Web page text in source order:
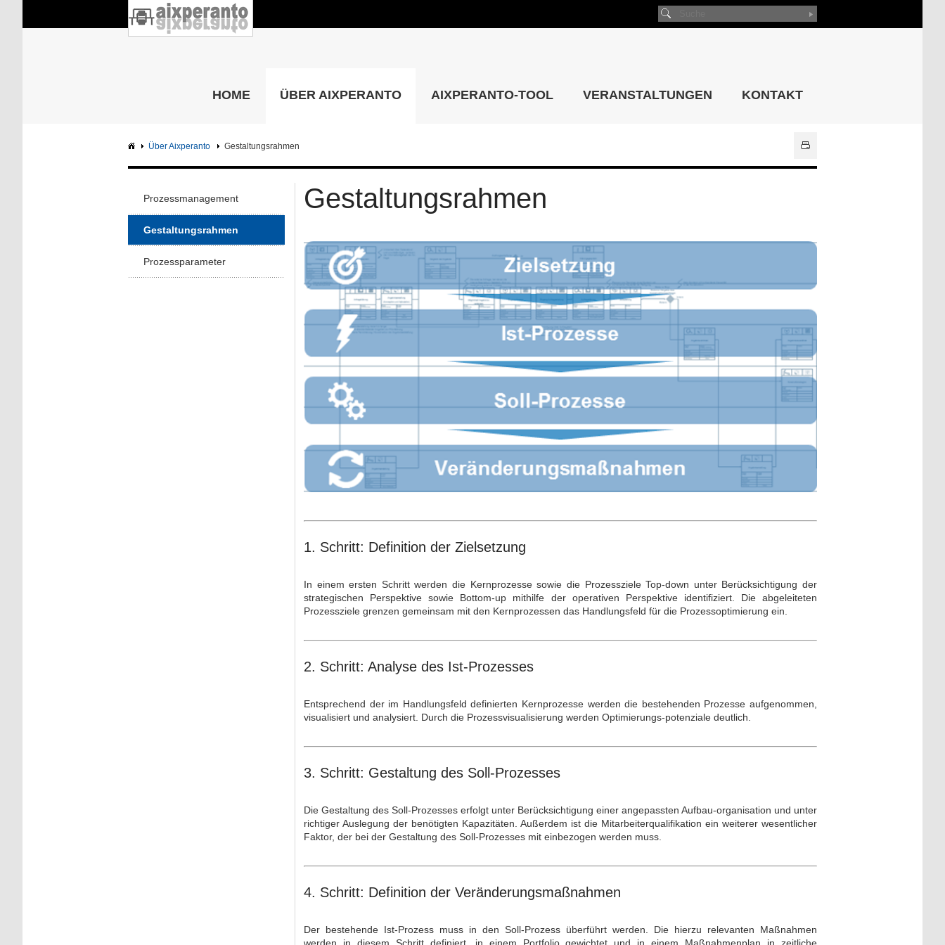
HOME ÜBER AIXPERANTO AIXPERANTO-TOOL VERANSTALTUNGEN KONTAKT
Über Aixperanto Gestaltungsrahmen
Prozessmanagement
Gestaltungsrahmen
Prozessparameter
Gestaltungsrahmen
1. Schritt: Definition der Zielsetzung
In einem ersten Schritt werden die Kernprozesse sowie die Prozessziele Top-down unter Berücksichtigung der
strategischen Perspektive sowie Bottom-up mithilfe der operativen Perspektive identifiziert. Die abgeleiteten
Prozessziele grenzen gemeinsam mit den Kernprozessen das Handlungsfeld für die Prozessoptimierung ein.
2. Schritt: Analyse des Ist-Prozesses
Entsprechend der im Handlungsfeld definierten Kernprozesse werden die bestehenden Prozesse aufgenommen,
visualisiert und analysiert. Durch die Prozessvisualisierung werden Optimierungs-potenziale deutlich.
3. Schritt: Gestaltung des Soll-Prozesses
Die Gestaltung des Soll-Prozesses erfolgt unter Berücksichtigung einer angepassten Aufbau-organisation und unter
richtiger Auslegung der benötigten Kapazitäten. Außerdem ist die Mitarbeiterqualifikation ein weiterer wesentlicher
Faktor, der bei der Gestaltung des Soll-Prozesses mit einbezogen werden muss.
4. Schritt: Definition der Veränderungsmaßnahmen
Der bestehende Ist-Prozess muss in den Soll-Prozess überführt werden. Die hierzu relevanten Maßnahmen
werden in diesem Schritt definiert, in einem Portfolio gewichtet und in einem Maßnahmenplan in zeitliche